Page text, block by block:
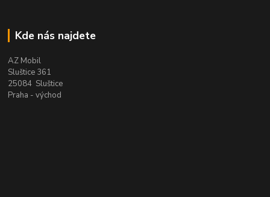
Kde nás najdete
AZ Mobil
Sluštice 361
25084 Sluštice
Praha - východ